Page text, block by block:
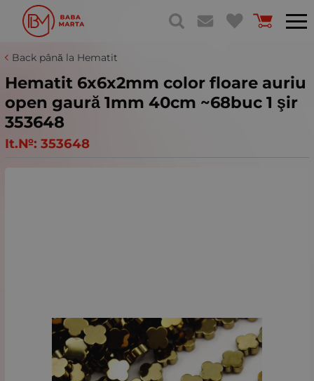
Back până la Hematit
Hematit 6x6x2mm color floare auriu
open gaură 1mm 40cm ~68buc 1 şir
353648
It.№: 353648